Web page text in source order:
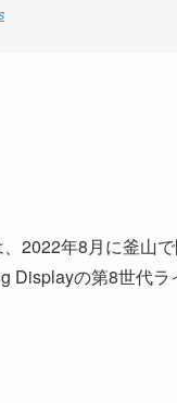
2022年8月に釜山
の第8世代ラ